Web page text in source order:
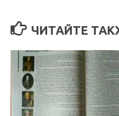
ЧИТАЙТЕ